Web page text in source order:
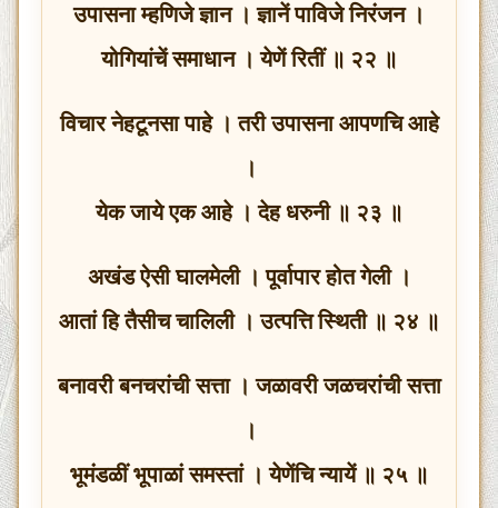
उपासना म्हणिजे ज्ञान । ज्ञानें पाविजे निरंजन ।
योगियांचें समाधान । येणें रितीं ॥ २२ ॥
विचार नेहटूनसा पाहे । तरी उपासना आपणचि आहे
।
येक जाये एक आहे । देह धरुनी ॥ २३ ॥
अखंड ऐसी घालमेली । पूर्वापार होत गेली ।
आतां हि तैसीच चालिली । उत्पत्ति स्थिती ॥ २४ ॥
बनावरी बनचरांची सत्ता । जळावरी जळचरांची सत्ता
।
भूमंडळीं भूपाळां समस्तां । येणेंचि न्यायें ॥ २५ ॥